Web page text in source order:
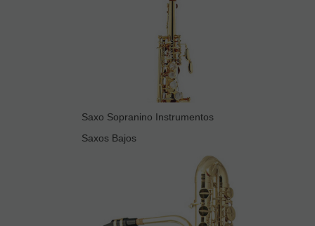
Saxo Sopranino Instrumentos
Saxos Bajos